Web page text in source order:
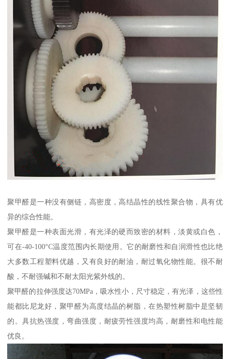
聚甲醛是一种没有侧链，高密度，高结晶性的线性聚合物，具有优
异的综合性能。
聚甲醛是一种表面光滑，有光泽的硬而致密的材料，淡黄或白色，
可在-40-100°C温度范围内长期使用。它的耐磨性和自润滑性也比绝
大多数工程塑料优越，又有良好的耐油，耐过氧化物性能。很不耐
酸，不耐强碱和不耐太阳光紫外线的。
聚甲醛的拉伸强度达70MPa，吸水性小，尺寸稳定，有光泽，这些性
能都比尼龙好，聚甲醛为高度结晶的树脂，在热塑性树脂中是坚韧
的。具抗热强度，弯曲强度，耐疲劳性强度均高，耐磨性和电性能
优良。